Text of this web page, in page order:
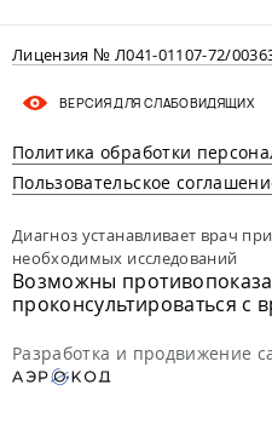
Лицензия № Л041-01107-72/
ВЕРСИЯ ДЛЯ СЛАБОВИДЯЩИХ
Политика обработки
Пользовательское
Диагноз устанавливает врач
необходимых исследований
Возможны
проконсультироваться с
Разработка и продвижение